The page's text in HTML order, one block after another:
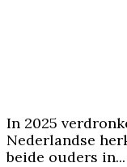
In 2025
Nederlandse
beide ouders in...